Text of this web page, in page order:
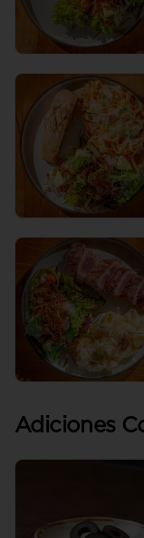
Adiciones